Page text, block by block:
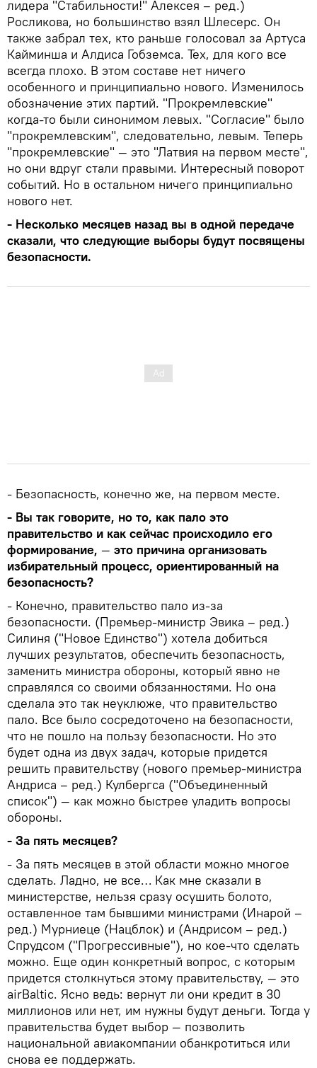
лидера "Стабильности!" Алексея – ред.)
Росликова, но большинство взял Шлесерс. Он
также забрал тех, кто раньше голосовал за Артуса
Кайминша и Алдиса Гобземса. Тех, для кого все
всегда плохо. В этом составе нет ничего
особенного и принципиально нового. Изменилось
обозначение этих партий. "Прокремлевские"
когда-то были синонимом левых. "Согласие" было
"прокремлевским", следовательно, левым. Теперь
"прокремлевские" — это "Латвия на первом месте",
но они вдруг стали правыми. Интересный поворот
событий. Но в остальном ничего принципиально
нового нет.
- Несколько месяцев назад вы в одной передаче
сказали, что следующие выборы будут посвящены
безопасности.
- Безопасность, конечно же, на первом месте.
- Вы так говорите, но то, как пало это
правительство и как сейчас происходило его
формирование, — это причина организовать
избирательный процесс, ориентированный на
безопасность?
- Конечно, правительство пало из-за
безопасности. (Премьер-министр Эвика – ред.)
Силиня ("Новое Единство") хотела добиться
лучших результатов, обеспечить безопасность,
заменить министра обороны, который явно не
справлялся со своими обязанностями. Но она
сделала это так неуклюже, что правительство
пало. Все было сосредоточено на безопасности,
что не пошло на пользу безопасности. Но это
будет одна из двух задач, которые придется
решить правительству (нового премьер-министра
Андриса – ред.) Кулбергса ("Объединенный
список") — как можно быстрее уладить вопросы
обороны.
- За пять месяцев?
- За пять месяцев в этой области можно многое
сделать. Ладно, не все… Как мне сказали в
министерстве, нельзя сразу осушить болото,
оставленное там бывшими министрами (Инарой –
ред.) Мурниеце (Нацблок) и (Андрисом – ред.)
Спрудсом ("Прогрессивные"), но кое-что сделать
можно. Еще один конкретный вопрос, с которым
придется столкнуться этому правительству, — это
airBaltic. Ясно ведь: вернут ли они кредит в 30
миллионов или нет, им нужны будут деньги. Тогда у
правительства будет выбор — позволить
национальной авиакомпании обанкротиться или
снова ее поддержать.